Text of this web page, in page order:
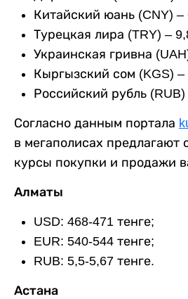
Китайский юань (CNY) –
Турецкая лира (TRY) –
Украинская гривна
Кыргызский сом (KGS) –
Российский рубль (RUB)
Согласно данным портала
в мегаполисах предлагают
курсы покупки и продажи
Алматы
USD: 468-471 тенге;
EUR: 540-544 тенге;
RUB: 5,5-5,67 тенге.
Астана